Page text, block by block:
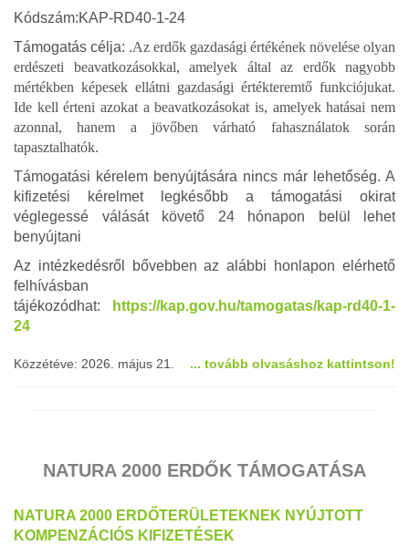
Kódszám:KAP-RD40-1-24
Támogatás célja: .Az erdők gazdasági értékének növelése olyan
erdészeti beavatkozásokkal, amelyek által az erdők nagyobb
mértékben képesek ellátni gazdasági értékteremtő funkciójukat.
Ide kell érteni azokat a beavatkozásokat is, amelyek hatásai nem
azonnal, hanem a jövőben várható fahasználatok során
tapasztalhatók.
Támogatási kérelem benyújtására nincs már lehetőség. A
kifizetési kérelmet legkésőbb a támogatási okirat
véglegessé válását követő 24 hónapon belül lehet
benyújtani
Az intézkedésről bővebben az alábbi honlapon elérhető
felhívásban
tájékozódhat:
https://kap.gov.hu/tamogatas/kap-rd40-1-
24
Közzétéve: 2026. május 21. ... tovább olvasáshoz kattintson!
NATURA 2000 ERDŐK TÁMOGATÁSA
NATURA 2000 ERDŐTERÜLETEKNEK NYÚJTOTT
KOMPENZÁCIÓS KIFIZETÉSEK